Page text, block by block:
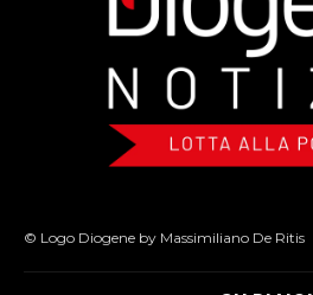
© Logo Diogene by Massimiliano De Ritis